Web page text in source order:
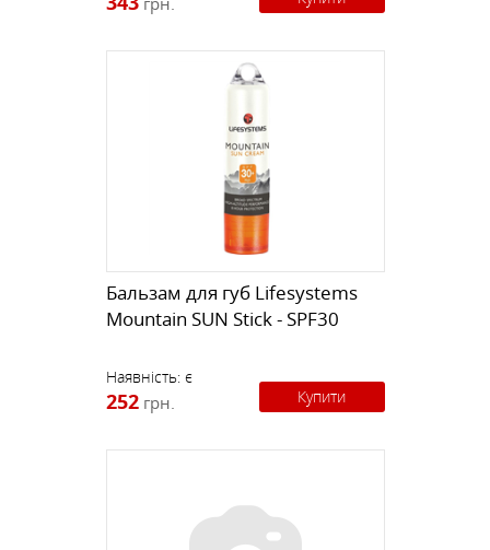
Бальзам для губ Lifesystems
Mountain SUN Stick - SPF30
Наявність: є
252 грн. Купити